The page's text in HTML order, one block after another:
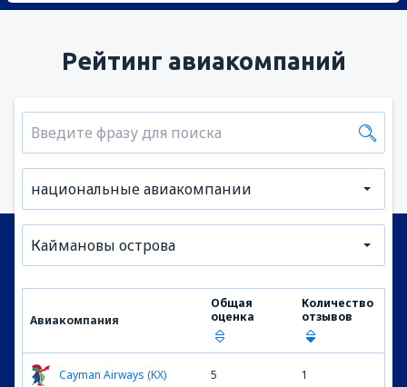
Рейтинг авиакомпаний
национальные авиакомпании
Каймановы острова
Авиакомпания
Общая
оценка
Количество
отзывов
Cayman Airways (KX) 5 1